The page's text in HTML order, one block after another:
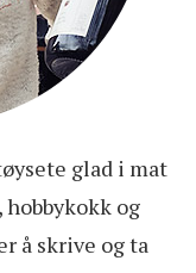
glad i mat
hobbykokk og
å skrive og ta